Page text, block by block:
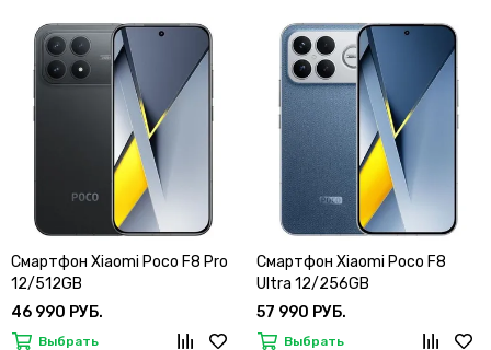
Смартфон Xiaomi Poco F8 Pro
12/512GB
46 990 РУБ.
Выбрать
Смартфон Xiaomi Poco F8
Ultra 12/256GB
57 990 РУБ.
Выбрать